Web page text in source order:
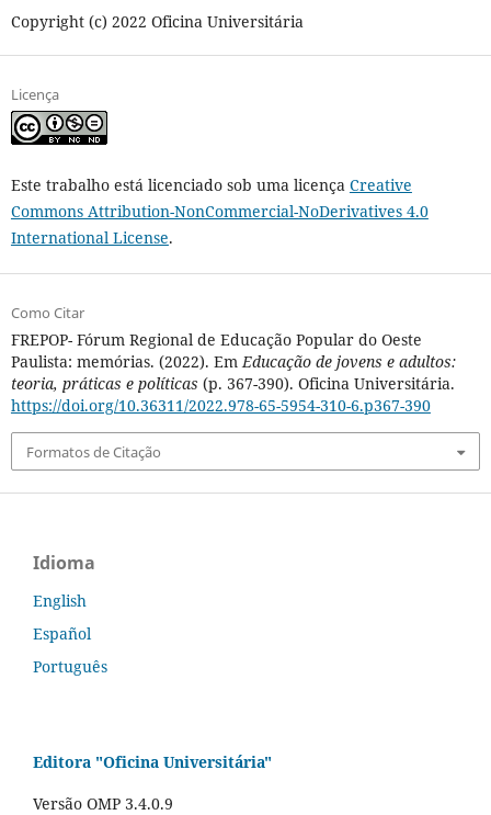
Copyright (c) 2022 Oficina Universitária
Licença
Este trabalho está licenciado sob uma licença Creative
Commons Attribution-NonCommercial-NoDerivatives 4.0
International License.
Como Citar
FREPOP- Fórum Regional de Educação Popular do Oeste
Paulista: memórias. (2022). EmEducação de jovens e adultos:
teoria, práticas e políticas (p. 367-390). Oficina Universitária.
https://doi.org/10.36311/2022.978-65-5954-310-6.p367-390
Formatos de Citação
Idioma
English
Español
Português
Editora "Oficina Universitária"
Versão OMP 3.4.0.9